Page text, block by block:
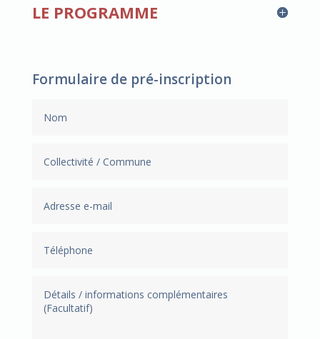
LE PROGRAMME
Formulaire de pré-inscription